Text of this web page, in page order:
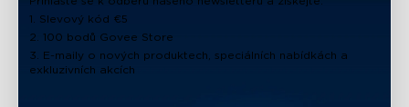
1. Slevový kód €5
2. 100 bodů Govee Store
3. E-maily o nových produktech, speciálních nabídkách a
exkluzivních akcích